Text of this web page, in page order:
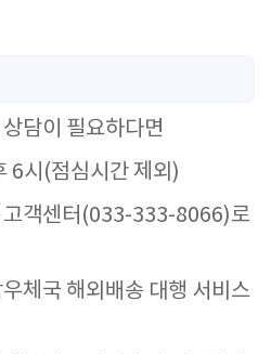
담이 필요하다면
6시(점심시간 제외)
고객센터(033-333-8066)로
체국 해외배송 대행 서비스